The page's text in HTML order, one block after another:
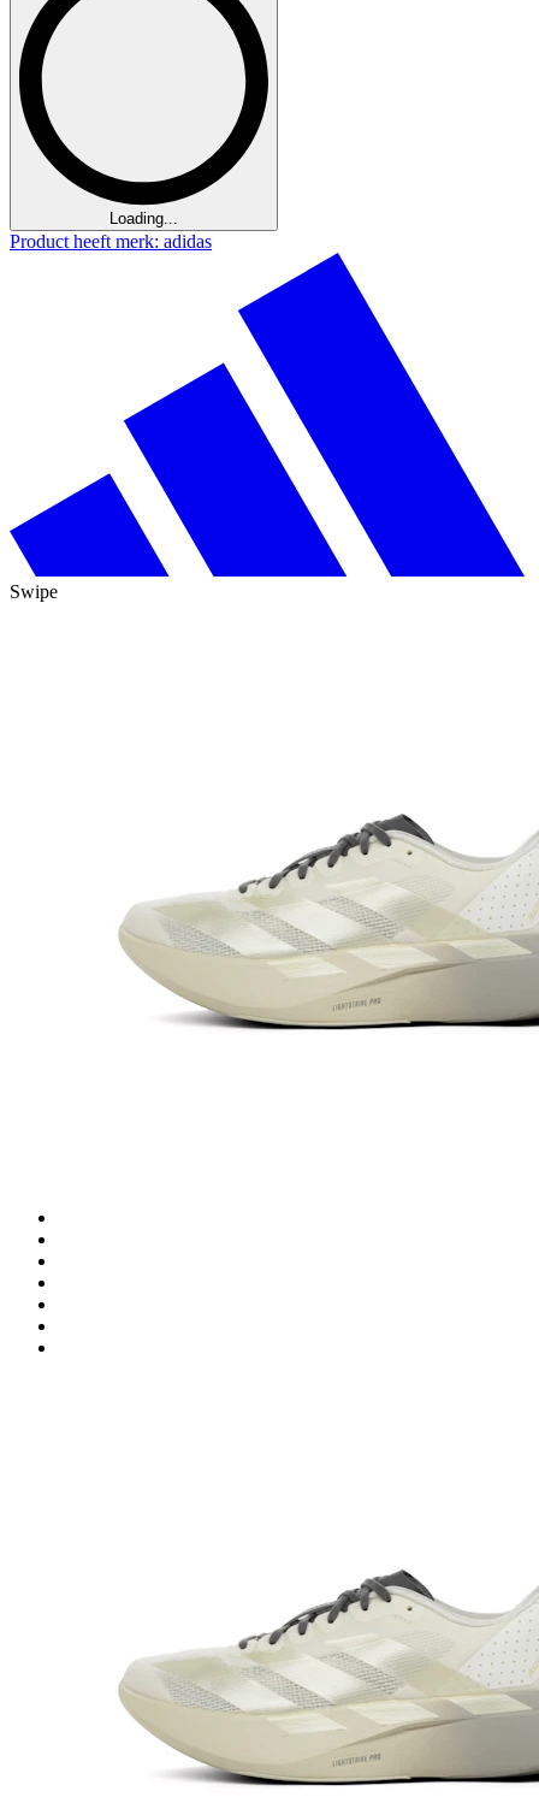
Loading...
Product heeft merk: adidas
Swipe